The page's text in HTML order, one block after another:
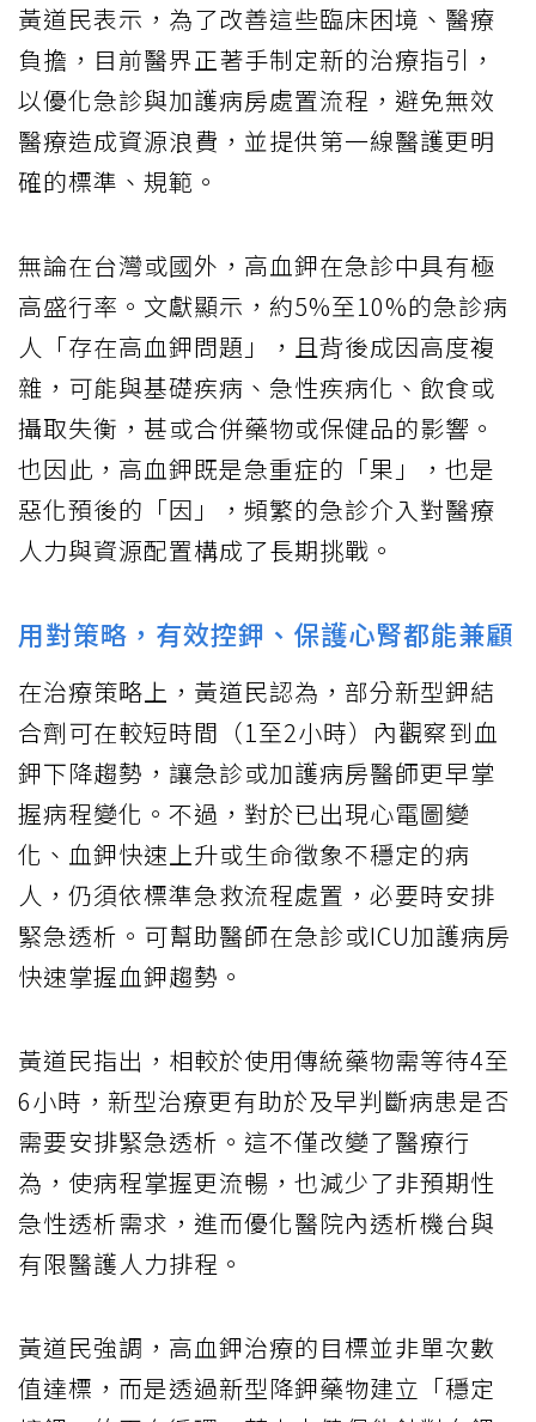
黃道民表示，為了改善這些臨床困境、醫療
負擔，目前醫界正著手制定新的治療指引，
以優化急診與加護病房處置流程，避免無效
醫療造成資源浪費，並提供第一線醫護更明
確的標準、規範。
無論在台灣或國外，高血鉀在急診中具有極
高盛行率。文獻顯示，約5%至10%的急診病
人「存在高血鉀問題」，且背後成因高度複
雜，可能與基礎疾病、急性疾病化、飲食或
攝取失衡，甚或合併藥物或保健品的影響。
也因此，高血鉀既是急重症的「果」，也是
惡化預後的「因」，頻繁的急診介入對醫療
人力與資源配置構成了長期挑戰。
用對策略，有效控鉀、保護心腎都能兼顧
在治療策略上，黃道民認為，部分新型鉀結
合劑可在較短時間（1至2小時）內觀察到血
鉀下降趨勢，讓急診或加護病房醫師更早掌
握病程變化。不過，對於已出現心電圖變
化、血鉀快速上升或生命徵象不穩定的病
人，仍須依標準急救流程處置，必要時安排
緊急透析。可幫助醫師在急診或ICU加護病房
快速掌握血鉀趨勢。
黃道民指出，相較於使用傳統藥物需等待4至
6小時，新型治療更有助於及早判斷病患是否
需要安排緊急透析。這不僅改變了醫療行
為，使病程掌握更流暢，也減少了非預期性
急性透析需求，進而優化醫院內透析機台與
有限醫護人力排程。
黃道民強調，高血鉀治療的目標並非單次數
值達標，而是透過新型降鉀藥物建立「穩定